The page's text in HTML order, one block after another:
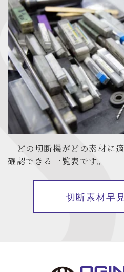
「どの切断機がどの素材に
確認できる一覧表です。
切断素材早